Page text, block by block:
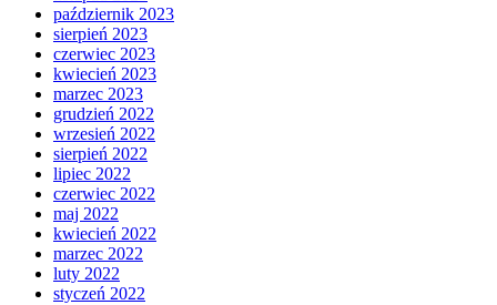
październik 2023
sierpień 2023
czerwiec 2023
kwiecień 2023
marzec 2023
grudzień 2022
wrzesień 2022
sierpień 2022
lipiec 2022
czerwiec 2022
maj 2022
kwiecień 2022
marzec 2022
luty 2022
styczeń 2022